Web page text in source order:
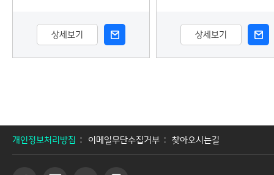
상세보기 상세보기
개인정보처리방침 이메일무단수집거부 찾아오시는길